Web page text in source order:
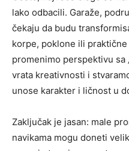
lako odbacili. Garaže,
čekaju da budu
korpe, poklone ili
promenimo perspektivu sa
vrata kreativnosti i
unose karakter i ličnost u
Zaključak je jasan: male
navikama mogu doneti